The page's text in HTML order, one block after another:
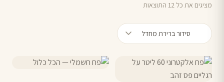
מציגים את כל ⁦12⁩ התוצאות
למוצר
זה
למוצר